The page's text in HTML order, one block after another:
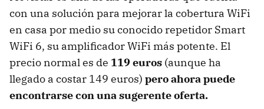
con una solución para mejorar la cobertura WiFi
en casa por medio su conocido repetidor Smart
WiFi 6, su amplificador WiFi más potente. El
precio normal es de 119 euros (aunque ha
llegado a costar 149 euros) pero ahora puede
encontrarse con una sugerente oferta.